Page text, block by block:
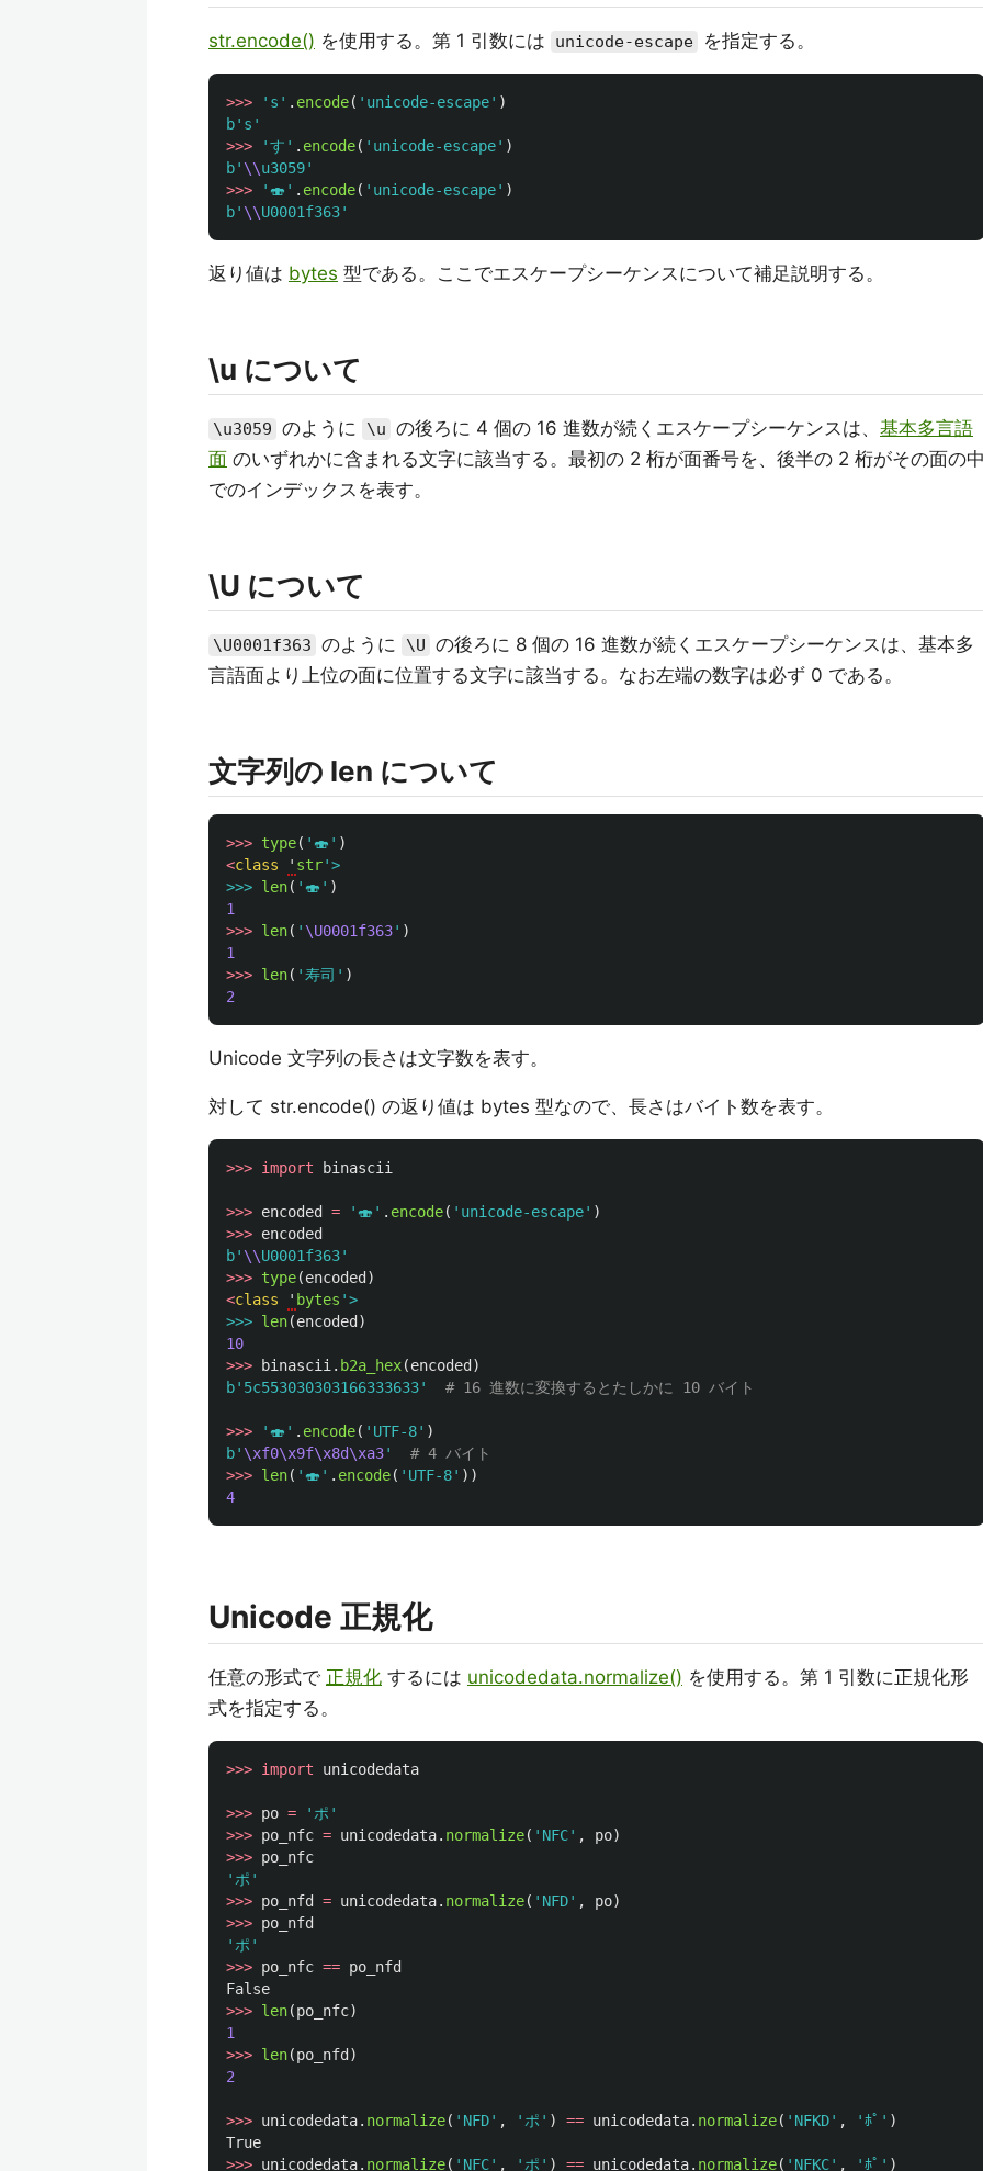
str.encode() を使用する。第 1 引数には unicode-escape を指定する。
>>> ' s ' . encode( ' unicode-escape' )
b' s '
>>>
'す ' . encode( ' unicode-escape' )
b' \\u3059'
>>>
' 🍣 ' . encode( ' unicode-escape' )
b' \\U0001f363'
返り値は bytes 型である。ここでエスケープシーケンスについて補足説明する。
\u について
\u3059 のように \u の後ろに 4 個の 16 進数が続くエスケープシーケンスは、 基本多言語
面 のいずれかに含まれる文字に該当する。最初の 2 桁が面番号を、後半の 2 桁がその面の
でのインデックスを表す。
\U について
\U0001f363 のように \U の後ろに 8 個の 16 進数が続くエスケープシーケンスは、基本多
言語面より上位の面に位置する文字に該当する。なお左端の数字は必ず 0 である。
文字列の len について
>>> type( ' 🍣 ' )
<class ' str'
>>> len( ' 🍣 ' )
1
>>> len( ' \U0001f363' )
1
>>> len( '寿司 ' )
2
Unicode 文字列の長さは文字数を表す。
対して str.encode() の返り値は bytes 型なので、長さはバイト数を表す。
>>> import binascii
>>> encoded = ' 🍣 ' . encode( ' unicode-escape' )
>>> encoded
b' \\U0001f363'
>>> type(encoded )
<class ' bytes '
>>> len(encoded )
10
>>>
binascii . b2a_hex(encoded )
b' 5c553030303166333633'
>>> ' 🍣 ' . encode( ' UTF-8' )
b' \xf0\x9f\x8d\xa3'
>>> len( ' 🍣 ' . encode( ' UTF-8' ))
4
Unicode 正規化
任意の形式で 正規化 するには unicodedata.normalize() を使用する。第 1 引数に正規化形
式を指定する。
>>> import unicodedata
>>> po = ' ポ '
>>> po_nfc = unicodedata. normalize( ' NFC' , po)
>>> po_nfc
' ポ '
>>> po_nfd = unicodedata. normalize( ' NFD' , po)
>>> po_nfd
' ポ '
>>> po_nfc == po_nfd
False
>>> len(po_nfc)
1
>>> len(po_nfd )
2
>>> unicodedata. normalize( ' NFD' , ' ポ ' ) == unicodedata. normalize( ' NFKD' , 'ﾎﾟ ' )
True
>>> unicodedata. normalize( ' NFC' , ' ポ ' ) == unicodedata. normalize( ' NFKC' , 'ﾎﾟ ' )